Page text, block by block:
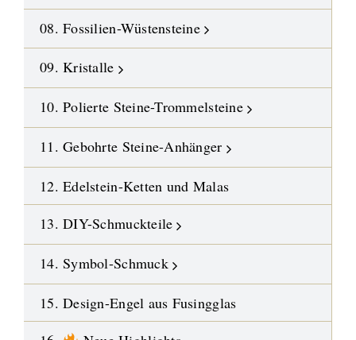
08. Fossilien-Wüstensteine
09. Kristalle
10. Polierte Steine-Trommelsteine
11. Gebohrte Steine-Anhänger
12. Edelstein-Ketten und Malas
13. DIY-Schmuckteile
14. Symbol-Schmuck
15. Design-Engel aus Fusingglas